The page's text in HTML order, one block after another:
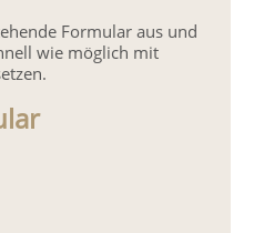
Formular aus und
wie möglich mit